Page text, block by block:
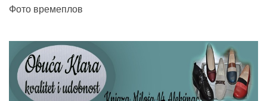
Фото времеплов